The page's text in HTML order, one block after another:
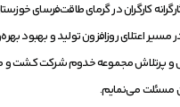
کارگران در گرمای طاقت‌فرسای
اعتلای روزافزون تولید و بهبود
و پرتلاش مجموعه خدوم شرکت
مسئلت می‌نمایم.